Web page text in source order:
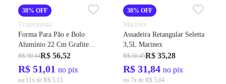
38% OFF
Tramontina
Forma Para Pão e Bolo
Alumínio 22 Cm Grafite
Tramontina
R$ 90,44R$ 56,52
R$ 51,01 no pix
ou 11x de R$ 5,13
38% OFF
Marinex
Assadeira Retangular Seletta
3,5L Marinex
R$ 56,45R$ 35,28
R$ 31,84 no pix
ou 7x de R$ 5,04